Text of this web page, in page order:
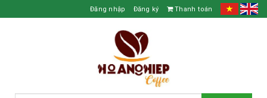
Đăng nhập Đăng ký Thanh toán